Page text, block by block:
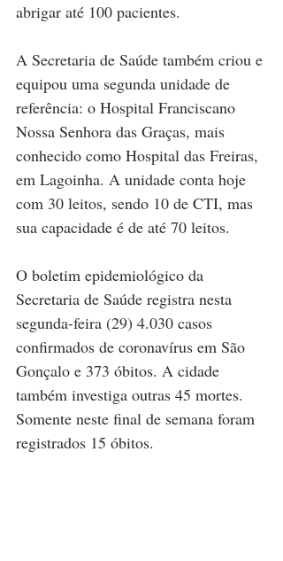
abrigar até 100 pacientes.
A Secretaria de Saúde também criou e
equipou uma segunda unidade de
referência: o Hospital Franciscano
Nossa Senhora das Graças, mais
conhecido como Hospital das Freiras,
em Lagoinha. A unidade conta hoje
com 30 leitos, sendo 10 de CTI, mas
sua capacidade é de até 70 leitos.
O boletim epidemiológico da
Secretaria de Saúde registra nesta
segunda-feira (29) 4.030 casos
confirmados de coronavírus em São
Gonçalo e 373 óbitos. A cidade
também investiga outras 45 mortes.
Somente neste final de semana foram
registrados 15 óbitos.